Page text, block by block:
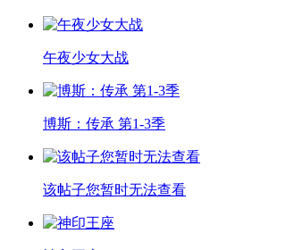
午夜少女大战
博斯：传承 第1-3季
该帖子您暂时无法查看